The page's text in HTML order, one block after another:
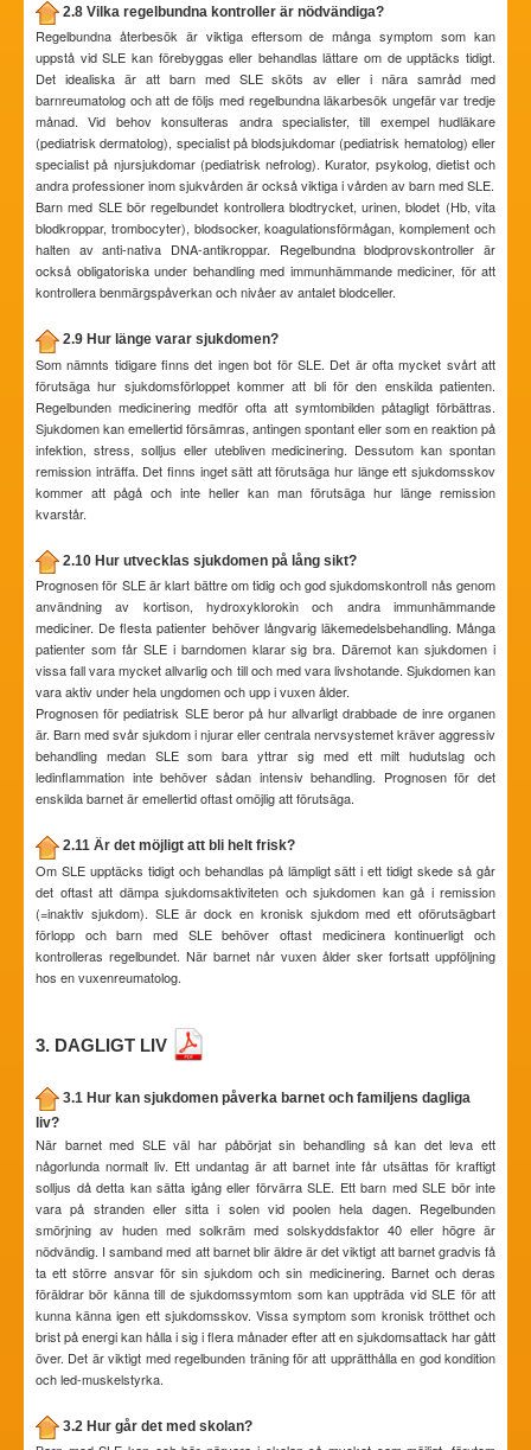
2.8 Vilka regelbundna kontroller är nödvändiga?
Regelbundna återbesök är viktiga eftersom de många symptom som kan
uppstå vid SLE kan förebyggas eller behandlas lättare om de upptäcks tidigt.
Det idealiska är att barn med SLE sköts av eller i nära samråd med
barnreumatolog och att de följs med regelbundna läkarbesök ungefär var tredje
månad. Vid behov konsulteras andra specialister, till exempel hudläkare
(pediatrisk dermatolog), specialist på blodsjukdomar (pediatrisk hematolog) eller
specialist på njursjukdomar (pediatrisk nefrolog). Kurator, psykolog, dietist och
andra professioner inom sjukvården är också viktiga i vården av barn med SLE.
Barn med SLE bör regelbundet kontrollera blodtrycket, urinen, blodet (Hb, vita
blodkroppar, trombocyter), blodsocker, koagulationsförmågan, komplement och
halten av anti-nativa DNA-antikroppar. Regelbundna blodprovskontroller är
också obligatoriska under behandling med immunhämmande mediciner, för att
kontrollera benmärgspåverkan och nivåer av antalet blodceller.
2.9 Hur länge varar sjukdomen?
Som nämnts tidigare finns det ingen bot för SLE. Det är ofta mycket svårt att
förutsäga hur sjukdomsförloppet kommer att bli för den enskilda patienten.
Regelbunden medicinering medför ofta att symtombilden påtagligt förbättras.
Sjukdomen kan emellertid försämras, antingen spontant eller som en reaktion på
infektion, stress, solljus eller utebliven medicinering. Dessutom kan spontan
remission inträffa. Det finns inget sätt att förutsäga hur länge ett sjukdomsskov
kommer att pågå och inte heller kan man förutsäga hur länge remission
kvarstår.
2.10 Hur utvecklas sjukdomen på lång sikt?
Prognosen för SLE är klart bättre om tidig och god sjukdomskontroll nås genom
användning av kortison, hydroxyklorokin och andra immunhämmande
mediciner. De flesta patienter behöver långvarig läkemedelsbehandling. Många
patienter som får SLE i barndomen klarar sig bra. Däremot kan sjukdomen i
vissa fall vara mycket allvarlig och till och med vara livshotande. Sjukdomen kan
vara aktiv under hela ungdomen och upp i vuxen ålder.
Prognosen för pediatrisk SLE beror på hur allvarligt drabbade de inre organen
är. Barn med svår sjukdom i njurar eller centrala nervsystemet kräver aggressiv
behandling medan SLE som bara yttrar sig med ett milt hudutslag och
ledinflammation inte behöver sådan intensiv behandling. Prognosen för det
enskilda barnet är emellertid oftast omöjlig att förutsäga.
2.11 Är det möjligt att bli helt frisk?
Om SLE upptäcks tidigt och behandlas på lämpligt sätt i ett tidigt skede så går
det oftast att dämpa sjukdomsaktiviteten och sjukdomen kan gå i remission
(=inaktiv sjukdom). SLE är dock en kronisk sjukdom med ett oförutsägbart
förlopp och barn med SLE behöver oftast medicinera kontinuerligt och
kontrolleras regelbundet. När barnet når vuxen ålder sker fortsatt uppföljning
hos en vuxenreumatolog.
3. DAGLIGT LIV
3.1 Hur kan sjukdomen påverka barnet och familjens dagliga
liv?
När barnet med SLE väl har påbörjat sin behandling så kan det leva ett
någorlunda normalt liv. Ett undantag är att barnet inte får utsättas för kraftigt
solljus då detta kan sätta igång eller förvärra SLE. Ett barn med SLE bör inte
vara på stranden eller sitta i solen vid poolen hela dagen. Regelbunden
smörjning av huden med solkräm med solskyddsfaktor 40 eller högre är
nödvändig. I samband med att barnet blir äldre är det viktigt att barnet gradvis få
ta ett större ansvar för sin sjukdom och sin medicinering. Barnet och deras
föräldrar bör känna till de sjukdomssymtom som kan uppträda vid SLE för att
kunna känna igen ett sjukdomsskov. Vissa symptom som kronisk trötthet och
brist på energi kan hålla i sig i flera månader efter att en sjukdomsattack har gått
över. Det är viktigt med regelbunden träning för att upprätthålla en god kondition
och led-muskelstyrka.
3.2 Hur går det med skolan?